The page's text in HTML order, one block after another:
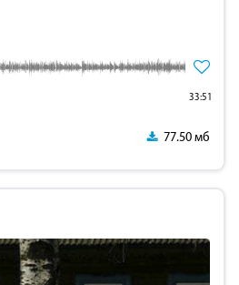
33:51
77.50 мб